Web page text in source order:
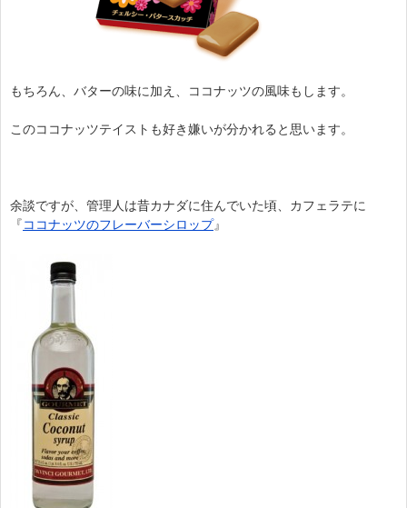
もちろん、バターの味に加え、ココナッツの風味もします。
このココナッツテイストも好き嫌いが分かれると思います。
余談ですが、管理人は昔カナダに住んでいた頃、カフェラテに
『ココナッツのフレーバーシロップ』